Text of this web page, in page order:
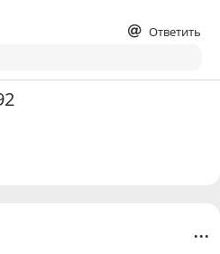
Ответить
...